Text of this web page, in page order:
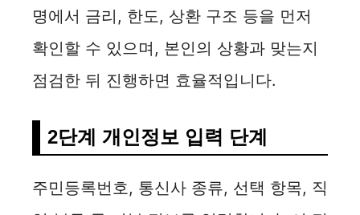
명에서 금리, 한도, 상환 구조 등을 먼저
확인할 수 있으며, 본인의 상황과 맞는지
점검한 뒤 진행하면 효율적입니다.
2단계 개인정보 입력 단계
주민등록번호, 통신사 종류, 선택 항목, 직